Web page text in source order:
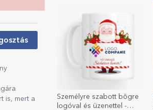
Személyre szabott bögre
logóval és üzenettel -
is, mert a